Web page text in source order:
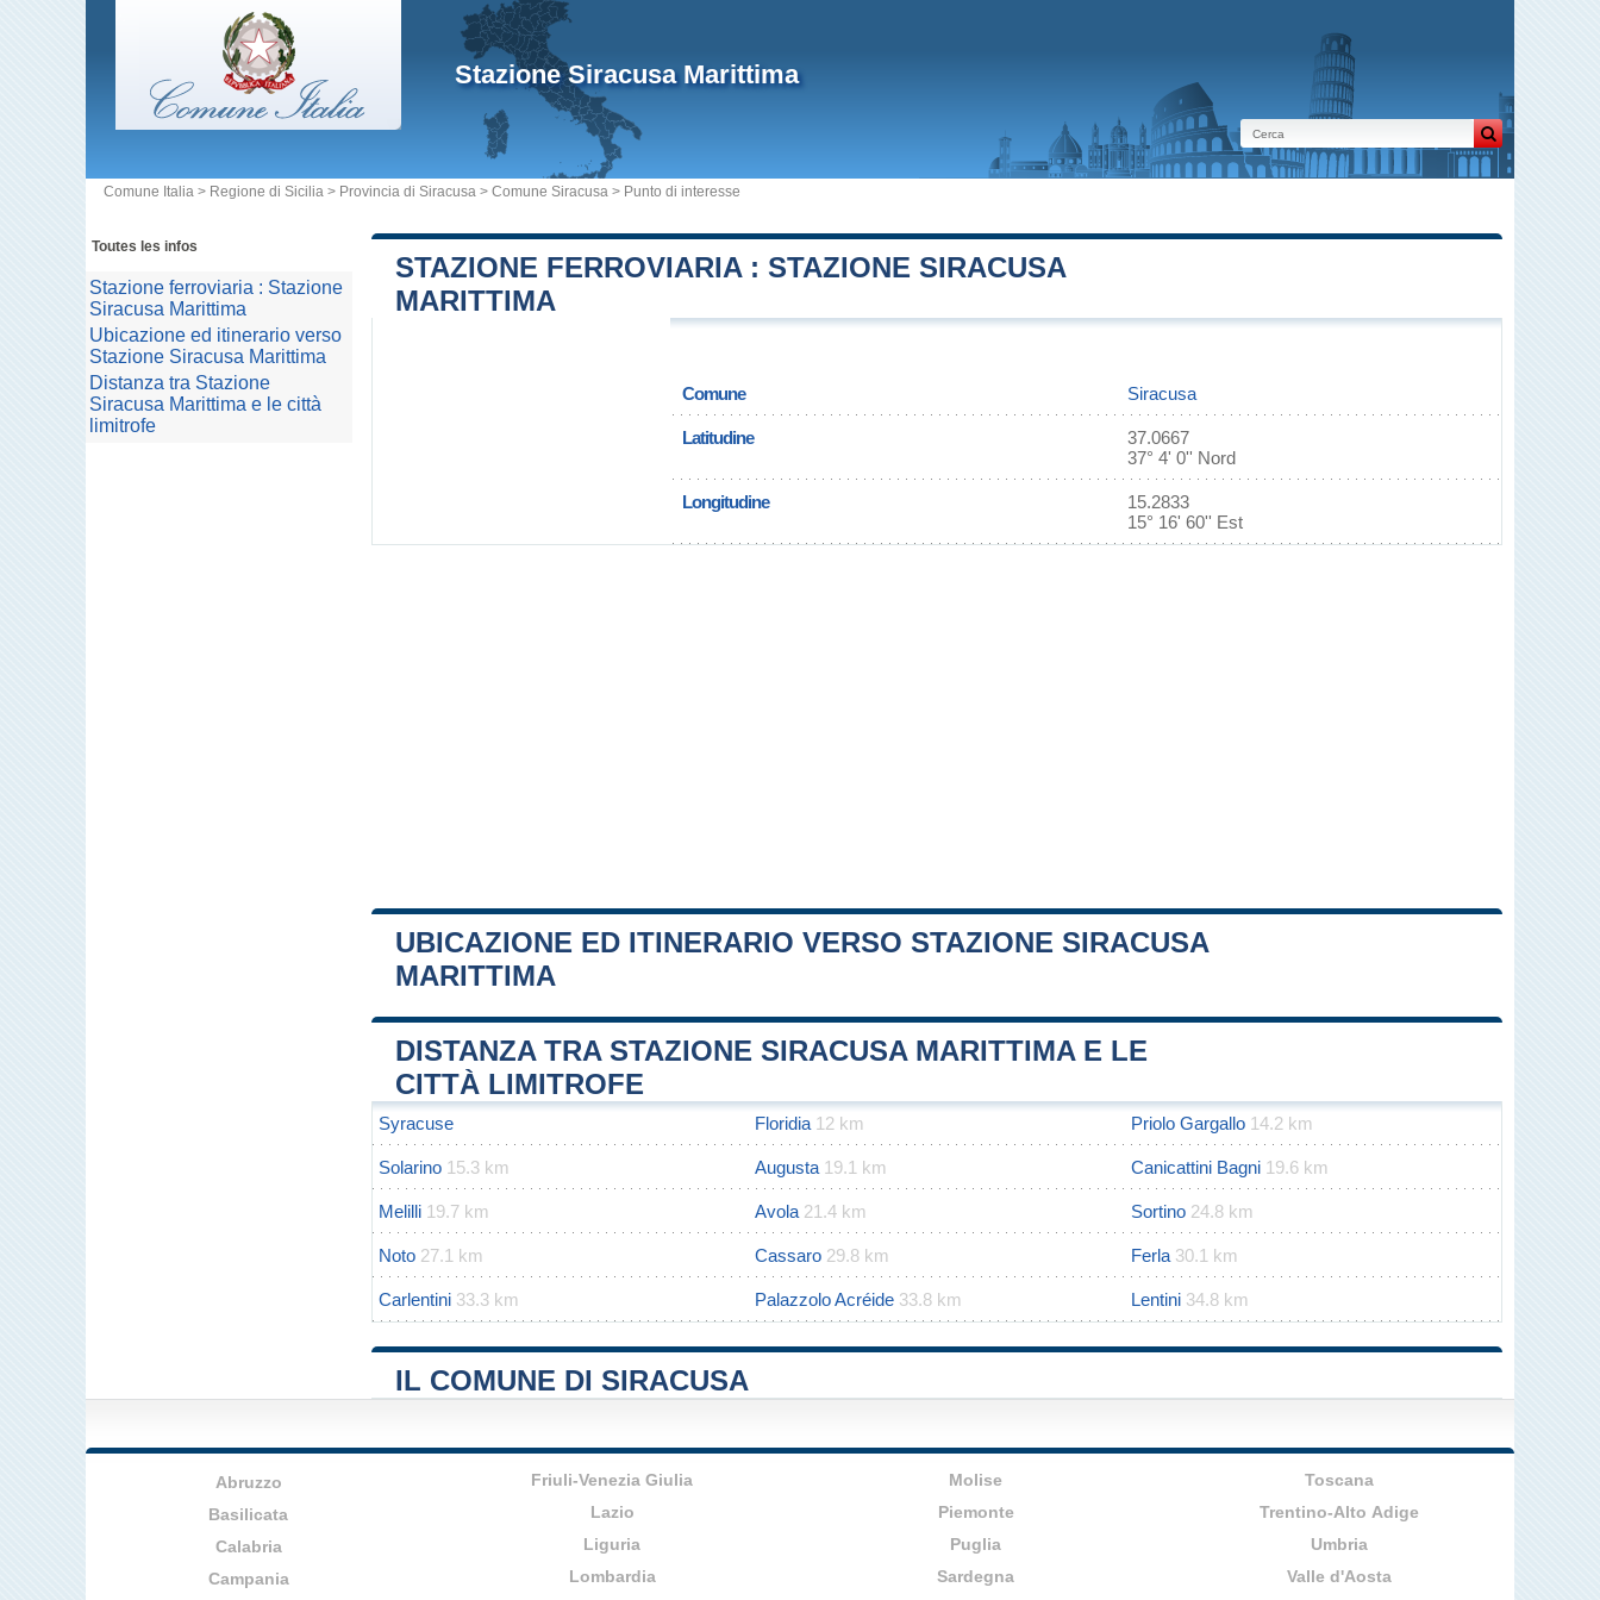
Stazione Siracusa Marittima
Comune Italia > Regione di Sicilia > Provincia di Siracusa > Comune Siracusa > Punto di interesse
STAZIONE FERROVIARIA : STAZIONE SIRACUSA
MARITTIMA
Comune Siracusa
Latitudine
37.0667
37° 4' 0'' Nord
Longitudine
15.2833
15° 16' 60'' Est
UBICAZIONE ED ITINERARIO VERSO STAZIONE SIRACUSA
MARITTIMA
+
−
DISTANZA TRA STAZIONE SIRACUSA MARITTIMA E LE
CITTÀ LIMITROFE
Syracuse Floridia 12 km Priolo Gargallo 14.2 km
Solarino 15.3 km Augusta 19.1 km Canicattini Bagni 19.6 km
Melilli 19.7 km Avola 21.4 km Sortino 24.8 km
Noto 27.1 km Cassaro 29.8 km Ferla 30.1 km
Carlentini 33.3 km Palazzolo Acréide 33.8 km Lentini 34.8 km
IL COMUNE DI SIRACUSA
Toutes les infos
Stazione ferroviaria : Stazione
Siracusa Marittima
Ubicazione ed itinerario verso
Stazione Siracusa Marittima
Distanza tra Stazione
Siracusa Marittima e le città
limitrofe
Abruzzo
Basilicata
Calabria
Campania
Friuli-Venezia Giulia
Lazio
Liguria
Lombardia
Molise
Piemonte
Puglia
Sardegna
Toscana
Trentino-Alto Adige
Umbria
Valle d'Aosta